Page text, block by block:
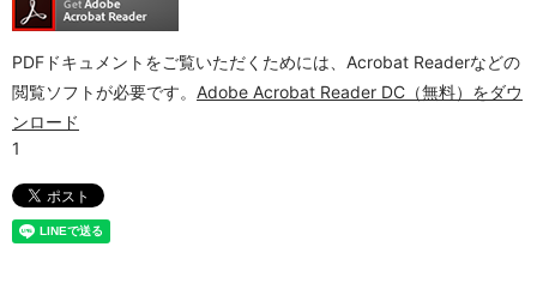
PDFドキュメントをご覧いただくためには、Acrobat Readerなどの
閲覧ソフトが必要です。 Adobe Acrobat Reader DC（無料）をダウ
ンロード